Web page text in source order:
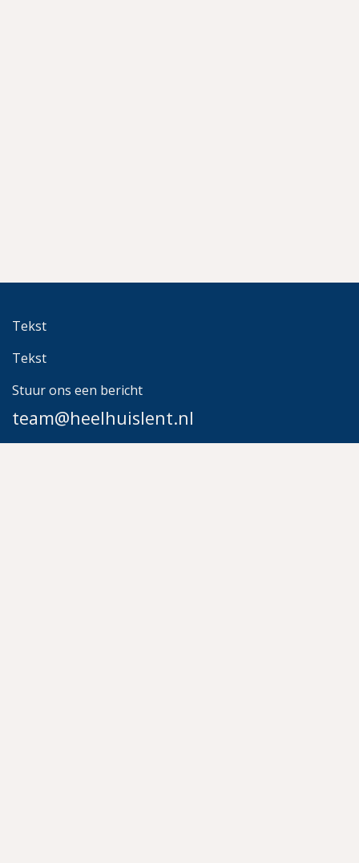
Tekst
Tekst
Stuur ons een bericht
team@heelhuislent.nl